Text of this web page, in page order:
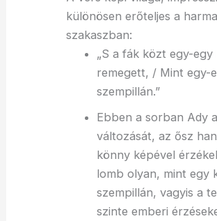
különösen erőteljes a
szakaszban:
„S a fák közt egy-egy
remegett, / Mint egy-
szempillán.”
Ebben a sorban Ady
változását, az ősz
könny képével
lomb olyan, mint egy
szempillán, vagyis a
szinte emberi